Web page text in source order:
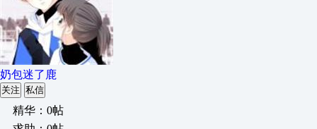
奶包迷了鹿
关注 私信
精华：0帖